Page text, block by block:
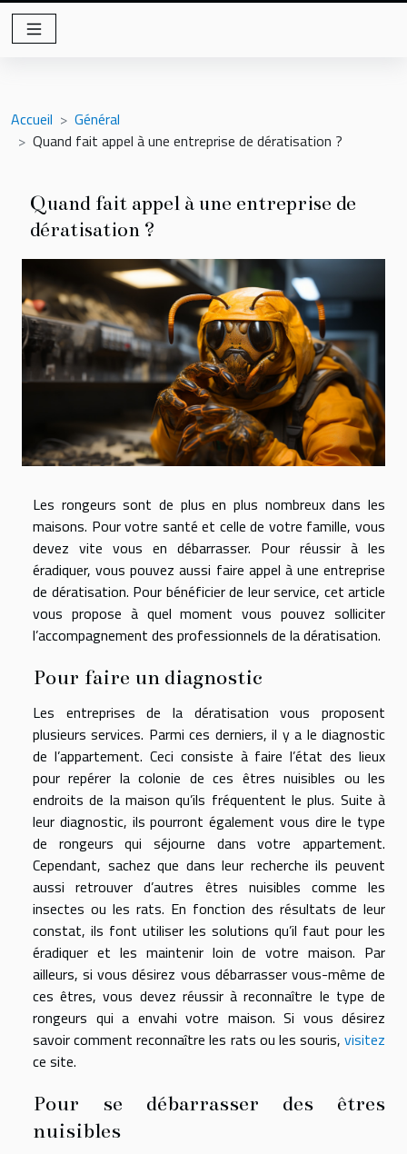
Accueil
Général
Quand fait appel à une entreprise de dératisation ?
Quand fait appel à une entreprise de
dératisation ?
Les rongeurs sont de plus en plus nombreux dans les
maisons. Pour votre santé et celle de votre famille, vous
devez vite vous en débarrasser. Pour réussir à les
éradiquer, vous pouvez aussi faire appel à une entreprise
de dératisation. Pour bénéficier de leur service, cet article
vous propose à quel moment vous pouvez solliciter
l’accompagnement des professionnels de la dératisation.
Pour faire un diagnostic
Les entreprises de la dératisation vous proposent
plusieurs services. Parmi ces derniers, il y a le diagnostic
de l’appartement. Ceci consiste à faire l’état des lieux
pour repérer la colonie de ces êtres nuisibles ou les
endroits de la maison qu’ils fréquentent le plus. Suite à
leur diagnostic, ils pourront également vous dire le type
de rongeurs qui séjourne dans votre appartement.
Cependant, sachez que dans leur recherche ils peuvent
aussi retrouver d’autres êtres nuisibles comme les
insectes ou les rats. En fonction des résultats de leur
constat, ils font utiliser les solutions qu’il faut pour les
éradiquer et les maintenir loin de votre maison. Par
ailleurs, si vous désirez vous débarrasser vous-même de
ces êtres, vous devez réussir à reconnaître le type de
rongeurs qui a envahi votre maison. Si vous désirez
savoir comment reconnaître les rats ou les souris, visitez
ce site.
Pour se débarrasser des êtres
nuisibles